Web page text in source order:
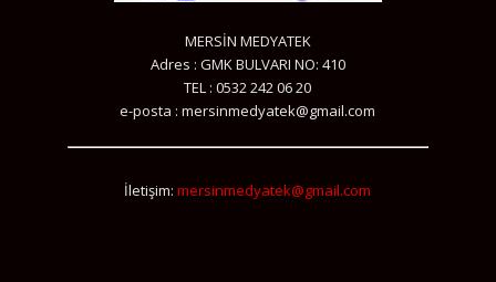
MERSİN MEDYATEK
Adres : GMK BULVARI NO: 410
TEL : 0532 242 06 20
e-posta : mersinmedyatek@gmail.com
İletişim:mersinmedyatek@gmail.com